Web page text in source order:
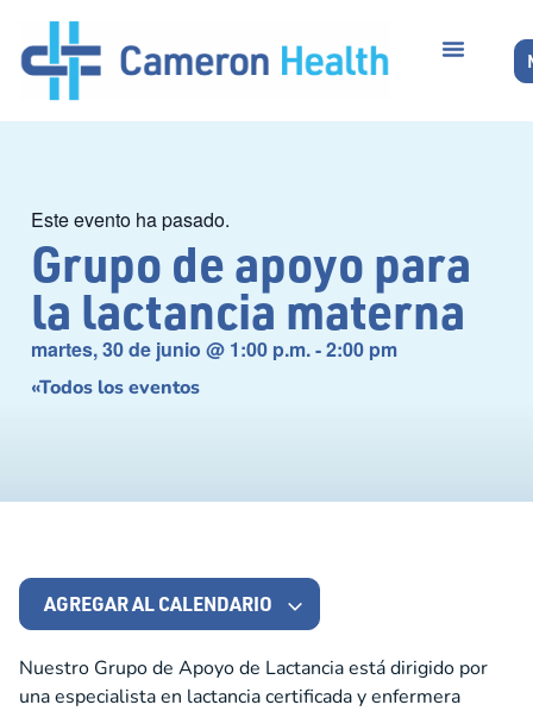
Este evento ha pasado.
Grupo de apoyo para
la lactancia materna
martes, 30 de junio @ 1:00 p.m.-2:00 pm
«Todos los eventos
AGREGAR AL CALENDARIO
Nuestro Grupo de Apoyo de Lactancia está dirigido por
una especialista en lactancia certificada y enfermera